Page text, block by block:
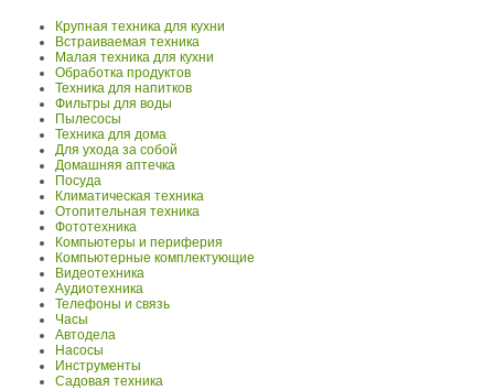
Крупная техника для кухни
Встраиваемая техника
Малая техника для кухни
Обработка продуктов
Техника для напитков
Фильтры для воды
Пылесосы
Техника для дома
Для ухода за собой
Домашняя аптечка
Посуда
Климатическая техника
Отопительная техника
Фототехника
Компьютеры и периферия
Компьютерные комплектующие
Видеотехника
Аудиотехника
Телефоны и связь
Часы
Автодела
Насосы
Инструменты
Садовая техника